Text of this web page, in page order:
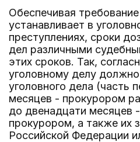
Обеспечивая
устанавливает в
преступлениях, сроки
дел различными
этих сроков. Так,
уголовному делу
уголовного дела (часть
месяцев - прокурором
до двенадцати месяцев
прокурором, а также их
Российской Федерации